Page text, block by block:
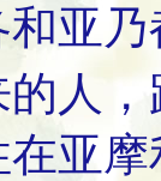
亚
人
亚